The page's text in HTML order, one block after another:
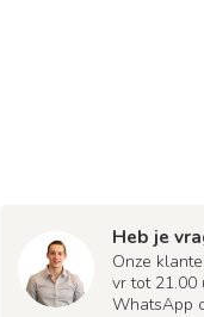
Heb je
Onze
vr tot 21.00
WhatsApp